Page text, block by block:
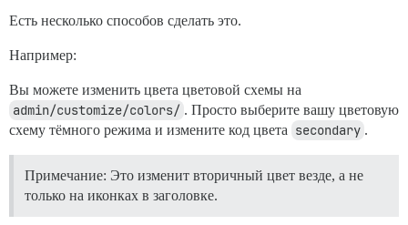
Есть несколько способов сделать это.
Например:
Вы можете изменить цвета цветовой схемы на
admin/customize/colors/ . Просто выберите вашу цветовую
схему тёмного режима и измените код цвета secondary .
Примечание: Это изменит вторичный цвет везде, а не
только на иконках в заголовке.